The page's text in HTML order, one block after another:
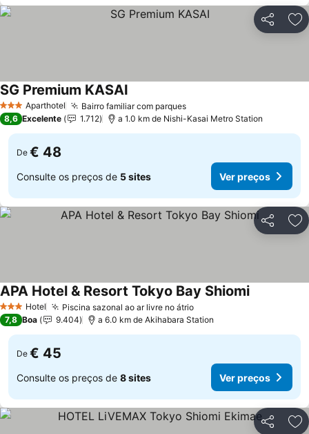
Partilhar
3 EstrelasAparthotel Bairro familiar com parquesVer preços
SG Premium KASAI
8,6 Excelente 1.712 a 1.0 km de Nishi-Kasai Metro Station
De € 48
Consulte os preços de 5 sites Ver preços
Partilhar
3 EstrelasHotel Piscina sazonal ao ar livre no átrioVer preços
APA Hotel & Resort Tokyo Bay ShiomiVer preços
7,8 Boa 9.404 a 6.0 km de Akihabara Station
De € 45
Consulte os preços de 8 sites Ver preços
Partilhar